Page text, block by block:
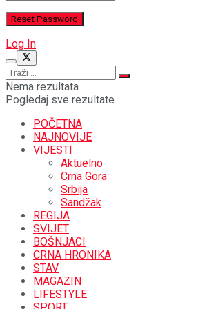
Log In
Nema rezultata
Pogledaj sve rezultate
POČETNA
NAJNOVIJE
VIJESTI
Aktuelno
Crna Gora
Srbija
Sandžak
REGIJA
SVIJET
BOŠNJACI
CRNA HRONIKA
STAV
MAGAZIN
LIFESTYLE